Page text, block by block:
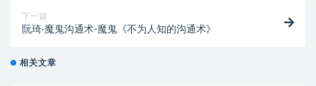
下一篇
阮琦·魔鬼沟通术-魔鬼《不为人知的沟通术》
相关文章